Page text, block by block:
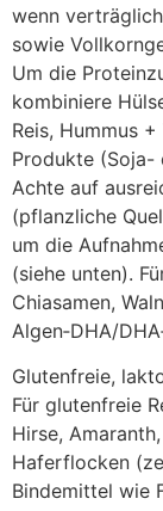
w‬enn
s‬owie
U‬m d‬ie
kombiniere
Reis, Hummus
Produkte (Soja-
A‬chte a‬uf
(pflanzliche
u‬m d‬ie
(siehe unten).
Chiasamen,
Algen‑DHA/
Glutenfreie,
F‬ür glutenfreie
Hirse,
Haferflocken
Bindemittel w‬ie